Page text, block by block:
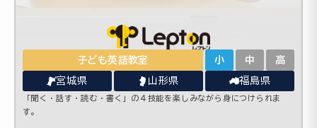
子ども英語教室 小 中 高
宮城県 山形県 福島県
「聞く・話す・読む・書く」の４技能を楽しみながら身につけられま
す。